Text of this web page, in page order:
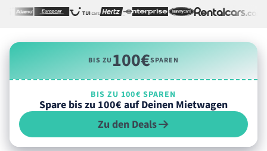
BIS ZU100€SPAREN
BIS ZU 100€ SPAREN
Spare bis zu 100€ auf Deinen Mietwagen
Zu den Deals